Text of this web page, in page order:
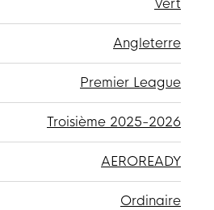
Vert
Angleterre
Premier League
Troisième 2025-2026
AEROREADY
Ordinaire